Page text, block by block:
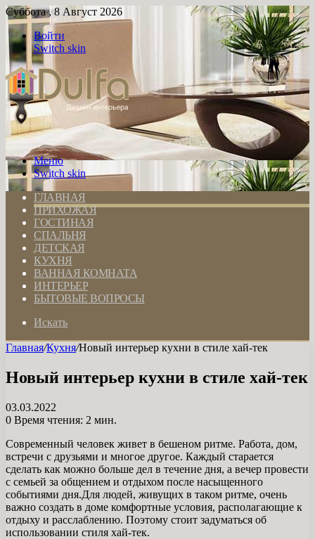
Суббота , 8 Август 2026
Войти
Switch skin
Меню
Switch skin
ГЛАВНАЯ
ПРИХОЖАЯ
ГОСТИНАЯ
СПАЛЬНЯ
ДЕТСКАЯ
КУХНЯ
ВАННАЯ КОМНАТА
ИНТЕРЬЕР
БЫТОВЫЕ ВОПРОСЫ
Искать
Главная/Кухня/Новый интерьер кухни в стиле хай-тек
Новый интерьер кухни в стиле хай-тек
03.03.2022
0 Время чтения: 2 мин.
Современный человек живет в бешеном ритме. Работа, дом,
встречи с друзьями и многое другое. Каждый старается
сделать как можно больше дел в течение дня, а вечер провести
с семьей за общением и отдыхом после насыщенного
событиями дня.Для людей, живущих в таком ритме, очень
важно создать в доме комфортные условия, располагающие к
отдыху и расслаблению. Поэтому стоит задуматься об
использовании стиля хай-тек.